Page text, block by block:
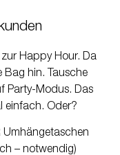
Happy Hour. Da
Bag hin. Tausche
Party-Modus. Das
einfach. Oder?
Umhängetaschen
– notwendig)